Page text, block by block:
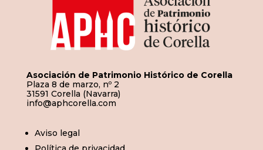
Asociación de Patrimonio Histórico de Corella
Plaza 8 de marzo, nº 2
31591 Corella (Navarra)
info@aphcorella.com
Aviso legal